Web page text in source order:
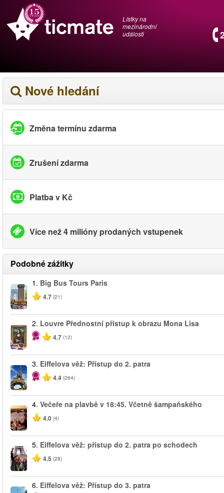
Lístky na
mezinárodní
události
Nové hledání
Změna termínu zdarma
Zrušení zdarma
Platba v Kč
Více než 4 milióny prodaných vstupenek
Podobné zážitky
1. Big Bus Tours Paris
4.7 (21)
2. Louvre Přednostní přístup k obrazu Mona Lisa
4.7 (12)
3. Eiffelova věž: Přístup do 2. patra
4.4 (264)
4. Večeře na plavbě v 18:45. Včetně šampaňského
4.0 (4)
5. Eiffelova věž: přístup do 2. patra po schodech
4.5 (28)
6. Eiffelova věž: Přístup do 3. patra